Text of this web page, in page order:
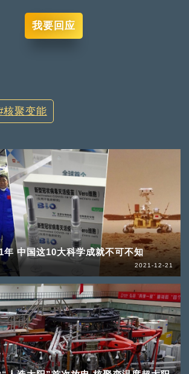
我要回应
核聚变能
年 中国这10大科学成就不可不知
2021-12-21